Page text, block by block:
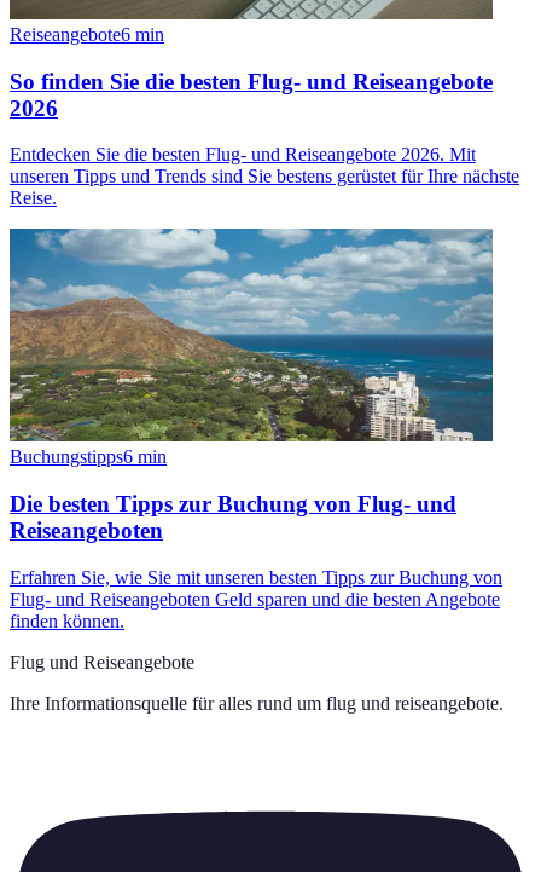
Reiseangebote6 min
So finden Sie die besten Flug- und Reiseangebote
2026
Entdecken Sie die besten Flug- und Reiseangebote 2026. Mit
unseren Tipps und Trends sind Sie bestens gerüstet für Ihre nächste
Reise.
Buchungstipps6 min
Die besten Tipps zur Buchung von Flug- und
Reiseangeboten
Erfahren Sie, wie Sie mit unseren besten Tipps zur Buchung von
Flug- und Reiseangeboten Geld sparen und die besten Angebote
finden können.
Flug und Reiseangebote
Ihre Informationsquelle für alles rund um flug und reiseangebote.